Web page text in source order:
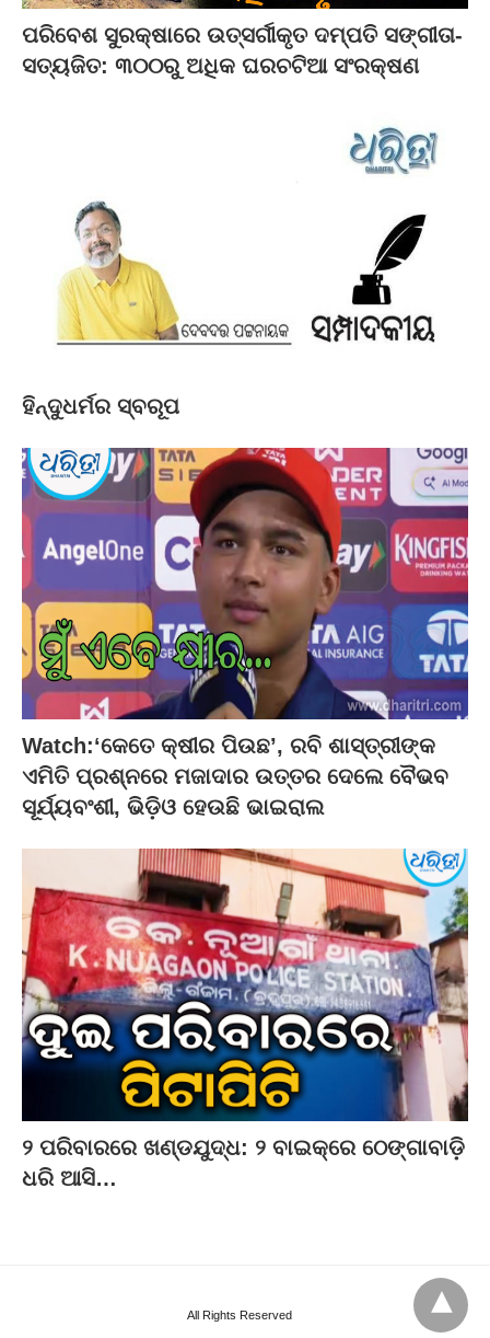
ପରିବେଶ ସୁରକ୍ଷାରେ ଉତ୍ସର୍ଗୀକୃତ ଦମ୍ପତି ସଙ୍ଗୀତା-
ସତ୍ୟଜିତ: ୩୦୦ରୁ ଅଧିକ ଘରଚଟିଆ ସଂରକ୍ଷଣ
ହିନ୍ଦୁଧର୍ମର ସ୍ବରୂପ
Watch:‘କେତେ କ୍ଷୀର ପିଉଛ’, ରବି ଶାସ୍ତ୍ରୀଙ୍କ
ଏମିତି ପ୍ରଶ୍ନରେ ମଜାଦାର ଉତ୍ତର ଦେଲେ ବୈଭବ
ସୂର୍ଯ୍ୟବଂଶୀ, ଭିଡ଼ିଓ ହେଉଛି ଭାଇରାଲ
୨ ପରିବାରରେ ଖଣ୍ଡଯୁଦ୍ଧ: ୨ ବାଇକ୍‌ରେ ଠେଙ୍ଗାବାଡ଼ି
ଧରି ଆସି…
All Rights Reserved